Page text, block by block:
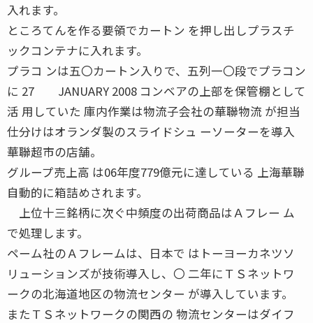
入れます。
ところてんを作る要領でカートン を押し出しプラスチ
ックコンテナに入れます。
プラコ ンは五〇カートン入りで、五列一〇段でプラコン
に 27 JANUARY 2008 コンベアの上部を保管棚として
活 用していた 庫内作業は物流子会社の華聯物流 が担当
仕分けはオランダ製のスライドシュ ーソーターを導入
華聯超市の店舗。
グループ売上高 は06年度779億元に達している 上海華聯
自動的に箱詰めされます。
上位十三銘柄に次ぐ中頻度の出荷商品はＡフレー ム
で処理します。
ペーム社のＡフレームは、日本で はトーヨーカネツソ
リューションズが技術導入し、〇 二年にＴＳネットワ
ークの北海道地区の物流センター が導入しています。
またＴＳネットワークの関西の 物流センターはダイフ